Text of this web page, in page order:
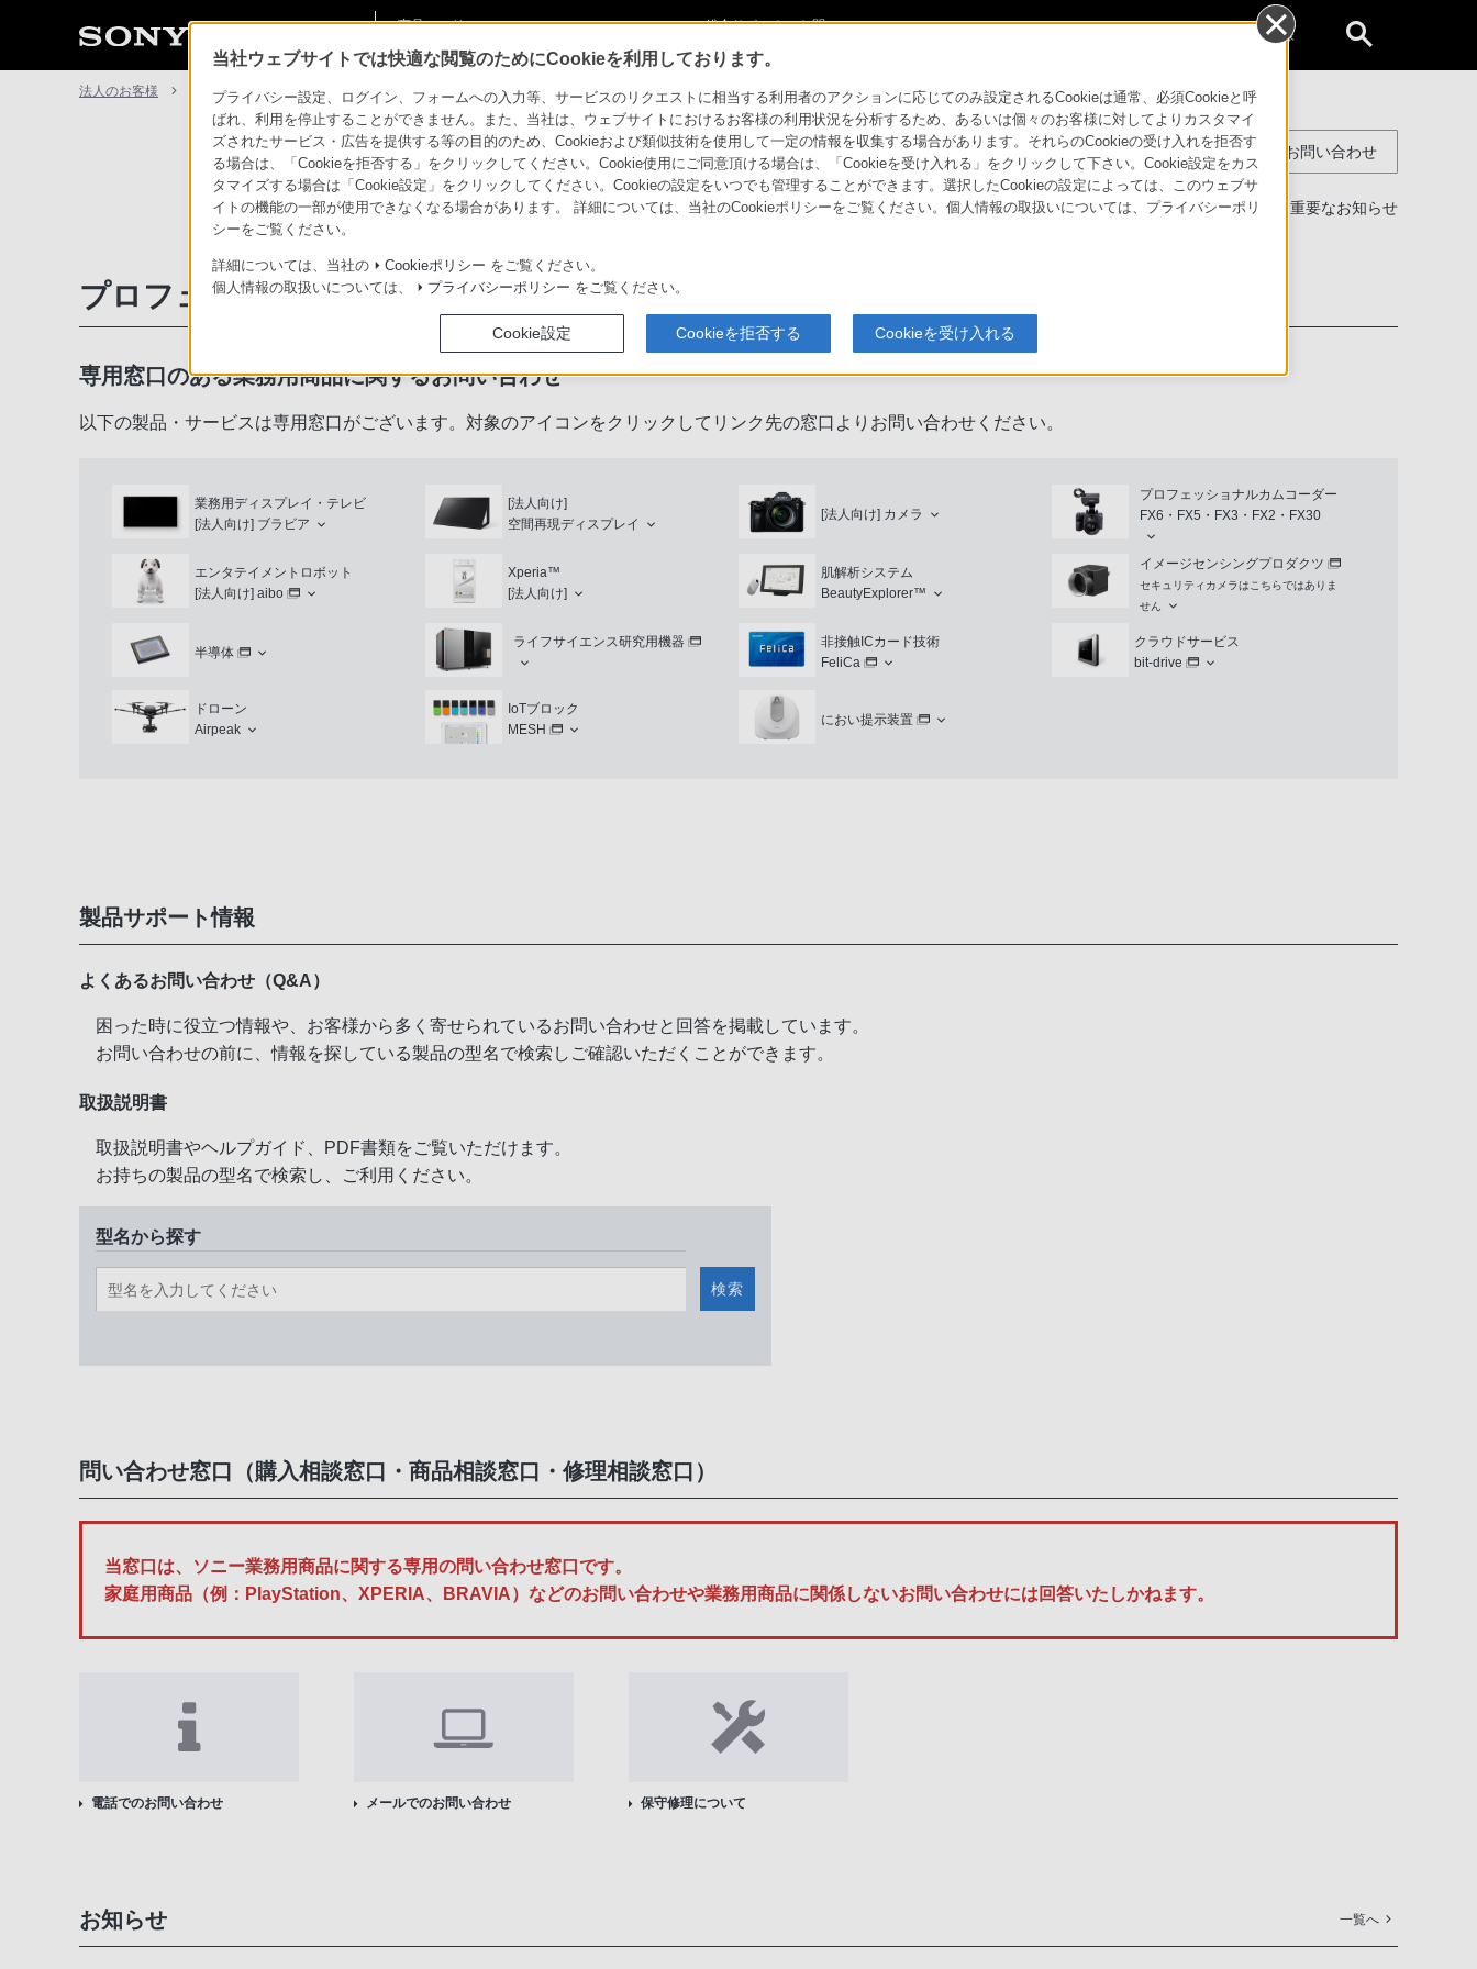
商品・ソリューショ
ン情報
総合サポート・お問
個人のお客様
法人のお客様 サポート・お問い合わせ
コンスーマー製品に関するお問い合わせ
製品に関する重要なお知らせ
プロフェッショナル／業務用製品に関するサポート・お問い合わせ
専用窓口のある業務用商品に関するお問い合わせ
以下の製品・サービスは専用窓口がございます。対象のアイコンをクリックしてリンク先の窓口よりお問い合わせください。
業務用ディスプレイ・テレビ
[法人向け] ブラビア
[法人向け]
空間再現ディスプレイ
[法人向け] カメラ
プロフェッショナルカムコーダー
FX6・FX5・FX3・FX2・FX30
エンタテイメントロボット
[法人向け] aibo
Xperia™
[法人向け]
肌解析システム
BeautyExplorer™
イメージセンシングプロダクツ
セキュリティカメラはこちらではありま
せん
半導体
ライフサイエンス研究用機器
非接触ICカード技術
FeliCa
クラウドサービス
bit-drive
ドローン
Airpeak
IoTブロック
MESH
におい提示装置
製品サポート情報
よくあるお問い合わせ（Q&A）
困った時に役立つ情報や、お客様から多く寄せられているお問い合わせと回答を掲載しています。
お問い合わせの前に、情報を探している製品の型名で検索しご確認いただくことができます。
取扱説明書
取扱説明書やヘルプガイド、PDF書類をご覧いただけます。
お持ちの製品の型名で検索し、ご利用ください。
型名から探す
検索
問い合わせ窓口（購入相談窓口・商品相談窓口・修理相談窓口）
当窓口は、ソニー業務用商品に関する専用の問い合わせ窓口です。
家庭用商品（例：PlayStation、XPERIA、BRAVIA）などのお問い合わせや業務用商品に関係しないお問い合わせには回答いたしかねます。
電話でのお問い合わせ メールでのお問い合わせ 保守修理について
お知らせ 一覧へ
当社ウェブサイトでは快適な閲覧のためにCookieを利用しております。
プライバシー設定、ログイン、フォームへの入力等、サービスのリクエストに相当する利用者のアクションに応じてのみ設定されるCookieは通常、必須Cookieと呼
ばれ、利用を停止することができません。また、当社は、ウェブサイトにおけるお客様の利用状況を分析するため、あるいは個々のお客様に対してよりカスタマイ
ズされたサービス・広告を提供する等の目的のため、Cookieおよび類似技術を使用して一定の情報を収集する場合があります。それらのCookieの受け入れを拒否す
る場合は、「Cookieを拒否する」をクリックしてください。Cookie使用にご同意頂ける場合は、「Cookieを受け入れる」をクリックして下さい。Cookie設定をカス
タマイズする場合は「Cookie設定」をクリックしてください。Cookieの設定をいつでも管理することができます。選択したCookieの設定によっては、このウェブサ
イトの機能の一部が使用できなくなる場合があります。 詳細については、当社のCookieポリシーをご覧ください。個人情報の取扱いについては、プライバシーポリ
シーをご覧ください。
詳細については、当社の Cookieポリシー をご覧ください。
個人情報の取扱いについては、
プライバシーポリシー をご覧ください。
Cookie設定 Cookieを拒否する Cookieを受け入れる